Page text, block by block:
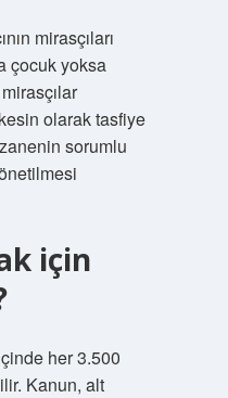
mirasçıları
çocuk yoksa
olarak tasfiye
sorumlu
için
her 3.500
Kanun, alt